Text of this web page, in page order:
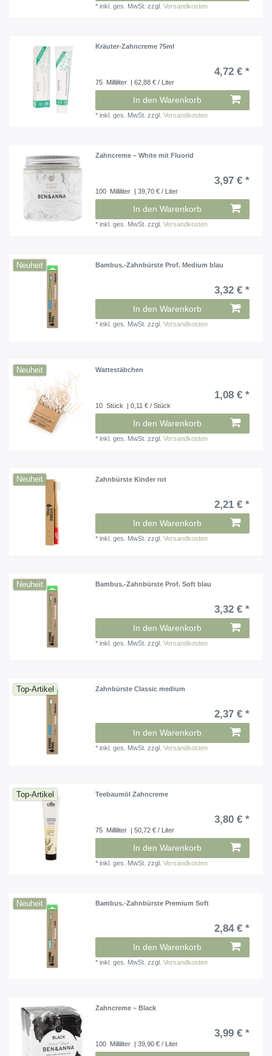
*inkl. ges. MwSt. zzgl.Versandkosten
Kräuter-Zahncreme 75ml
4,72 € *
75 Milliliter | 62,88 € / Liter
In den Warenkorb
*inkl. ges. MwSt. zzgl.Versandkosten
Zahncreme – White mit Fluorid
3,97 € *
100 Milliliter | 39,70 € / Liter
In den Warenkorb
*inkl. ges. MwSt. zzgl.Versandkosten
Neuheit Bambus.-Zahnbürste Prof. Medium blau
3,32 € *
In den Warenkorb
*inkl. ges. MwSt. zzgl.Versandkosten
Neuheit Wattestäbchen
1,08 € *
10 Stück | 0,11 € / Stück
In den Warenkorb
*inkl. ges. MwSt. zzgl.Versandkosten
Neuheit Zahnbürste Kinder rot
2,21 € *
In den Warenkorb
*inkl. ges. MwSt. zzgl.Versandkosten
Neuheit Bambus.-Zahnbürste Prof. Soft blau
3,32 € *
In den Warenkorb
*inkl. ges. MwSt. zzgl.Versandkosten
Top-Artikel Zahnbürste Classic medium
2,37 € *
In den Warenkorb
*inkl. ges. MwSt. zzgl.Versandkosten
Top-Artikel Teebaumöl Zahncreme
3,80 € *
75 Milliliter | 50,72 € / Liter
In den Warenkorb
*inkl. ges. MwSt. zzgl.Versandkosten
Neuheit Bambus.-Zahnbürste Premium Soft
2,84 € *
In den Warenkorb
*inkl. ges. MwSt. zzgl.Versandkosten
Zahncreme – Black
3,99 € *
100 Milliliter | 39,90 € / Liter